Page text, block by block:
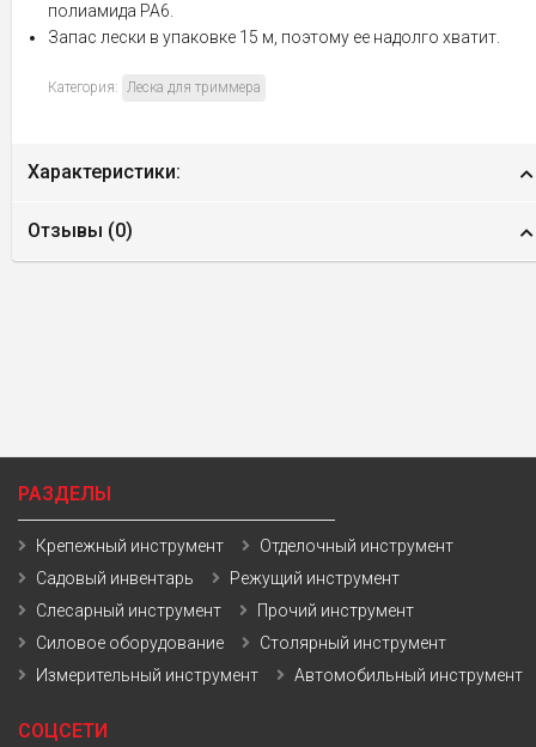
полиамида РА6.
Запас лески в упаковке 15 м, поэтому ее надолго хватит.
Категория: Леска для триммера
Характеристики:
Отзывы (0)
РАЗДЕЛЫ
Крепежный инструмент
Отделочный инструмент
Садовый инвентарь
Режущий инструмент
Слесарный инструмент
Прочий инструмент
Силовое оборудование
Столярный инструмент
Измерительный инструмент
Автомобильный инструмент
СОЦСЕТИ